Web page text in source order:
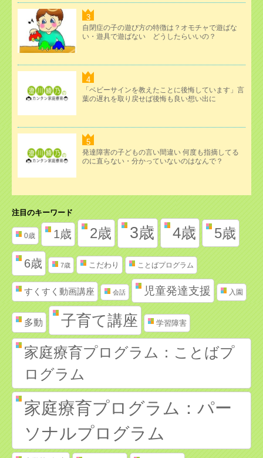
自閉症の子の遊び方の特徴は？オモチャで遊ばな
い・遊具で遊ばない どうしたらいいの？
「ベビーサインを教えたことに後悔しています」言
葉の遅れを取り戻せば後悔も良い想い出に
発達障害の子どもの言い間違い 何度も指摘してる
のに直らない・分かっていないのはなんで？
注目のキーワード
0歳 1歳 2歳 3歳 4歳 5歳
6歳 7歳 こだわり ことばプログラム
すくすく動画講座 会話 児童発達支援 入園
多動 子育て講座 学習障害
家庭療育プログラム：ことばプ
ログラム
家庭療育プログラム：パー
ソナルプログラム